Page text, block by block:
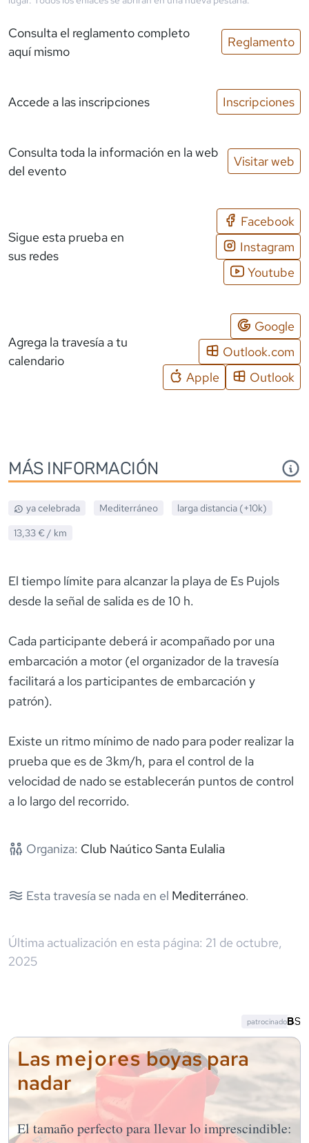
Consulta el reglamento completo
aquí mismo
Reglamento
Accede a las inscripciones Inscripciones
Consulta toda la información en la web
del evento
Visitar web
Sigue esta prueba en
sus redes
Facebook
Instagram
Youtube
Agrega la travesía a tu
calendario
Google
Outlook.com
Apple
Outlook
MÁS INFORMACIÓN
ya celebrada Mediterráneo
larga distancia (+10k)
13,33 € / km
El tiempo límite para alcanzar la playa de Es Pujols
desde la señal de salida es de 10 h.
Cada participante deberá ir acompañado por una
embarcación a motor (el organizador de la travesía
facilitará a los participantes de embarcación y
patrón).
Existe un ritmo mínimo de nado para poder realizar la
prueba que es de 3km/h, para el control de la
velocidad de nado se establecerán puntos de control
a lo largo del recorrido.
Organiza: Club Naútico Santa Eulalia
Esta travesía se nada en el Mediterráneo.
Última actualización en esta página: 21 de octubre,
2025
Las mejoresboyas para
nadar
El tamaño perfecto para llevar lo imprescindible:
patrocinado